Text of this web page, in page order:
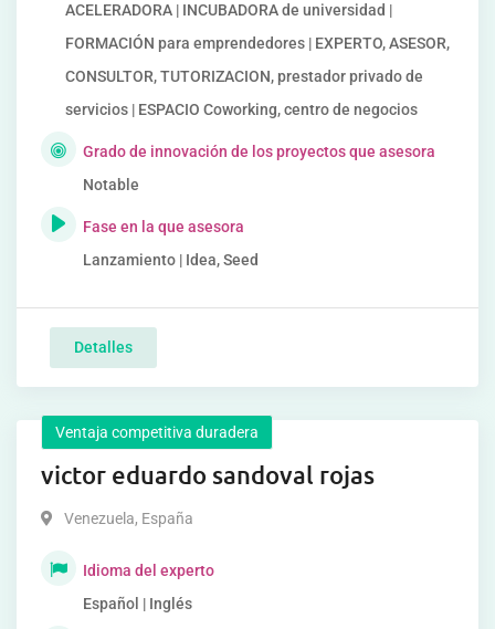
ACELERADORA | INCUBADORA de universidad |
FORMACIÓN para emprendedores | EXPERTO, ASESOR,
CONSULTOR, TUTORIZACION, prestador privado de
servicios | ESPACIO Coworking, centro de negocios
Grado de innovación de los proyectos que asesora
Notable
Fase en la que asesora
Lanzamiento | Idea, Seed
Detalles
Ventaja competitiva duradera
victor eduardo sandoval rojas
Venezuela, España
Idioma del experto
Español | Inglés